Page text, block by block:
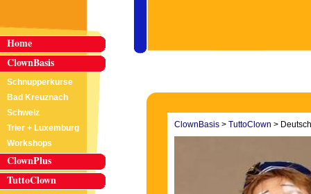
Home
ClownBasis
Schnupperkurse
Bad Kreuznach
Schweiz
Trier + Luxemburg
Workshops
ClownPlus
TuttoClown
ClownBasis > TuttoClown >